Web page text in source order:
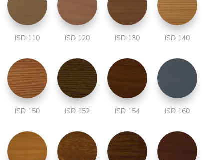
ISD 110 ISD 120 ISD 130 ISD 140
ISD 150 ISD 152 ISD 154 ISD 160